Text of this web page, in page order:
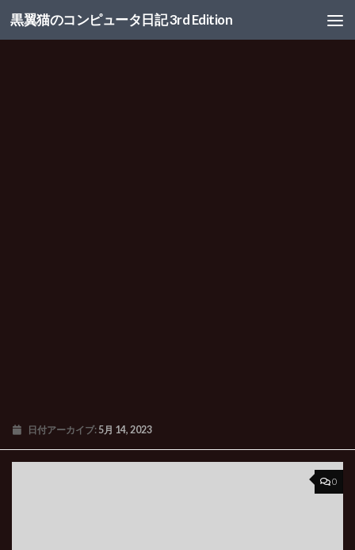
コンテンツへスキップ
黒翼猫のコンピュータ日記 3rd Edition
日付アーカイブ: 5月 14, 2023
0